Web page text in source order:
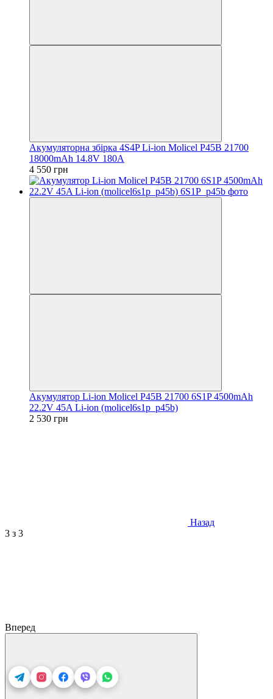
Акумуляторна збірка 4S4P Li-ion Molicel P45B 21700
18000mAh 14.8V 180A
4 550 грн
Акумулятор Li-ion Molicel P45B 21700 6S1P 4500mAh
22.2V 45A Li-ion (molicel6s1p_p45b)
2 530 грн
Назад
3 з 3
Вперед